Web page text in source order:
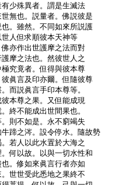
少殊異者。謂是生滅法
無也。説量者。佛説彼是
。雖然。不同如來所説護
人但求順彼本天神等
亦作出世護摩之法而對
摩之法也。然彼世人之
究竟者。但得與彼本尊
眞言及印亦爾。但隨彼尊
而説眞言手印本尊等。
本尊之果。又但能成現
終不能成出世間果也。
則不如是。永不窮竭失
蹄之涔。設令停水。隨故勢
若人以此水置於大海之
何以故。以與一切水性和
。修如來眞言行者亦如
世世受此悉地之果終不